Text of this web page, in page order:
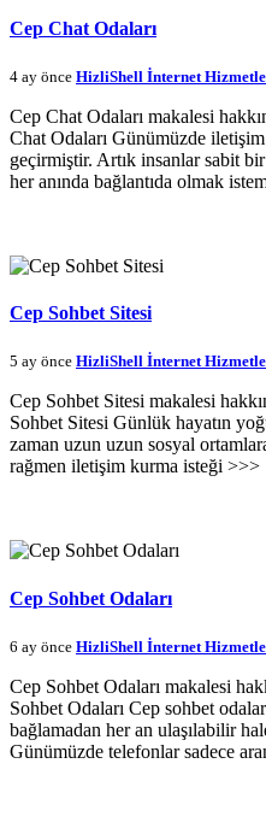
Cep Chat Odaları
4 ay önce HizliShell İnternet
Cep Chat Odaları makalesi
Chat Odaları Günümüzde
geçirmiştir. Artık insanlar sabit
her anında bağlantıda olmak
Cep Sohbet Sitesi
5 ay önce HizliShell İnternet
Cep Sohbet Sitesi makalesi
Sohbet Sitesi Günlük hayatın
zaman uzun uzun sosyal
rağmen iletişim kurma isteği >>>
Cep Sohbet Odaları
6 ay önce HizliShell İnternet
Cep Sohbet Odaları makalesi
Sohbet Odaları Cep sohbet
bağlamadan her an ulaşılabilir
Günümüzde telefonlar sadece